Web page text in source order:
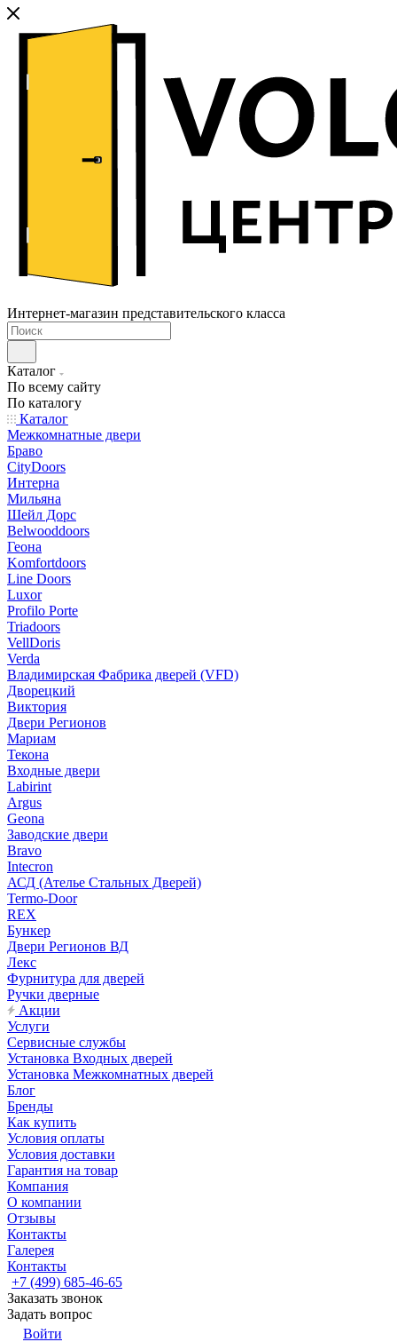
Интернет-магазин представительского класса
Каталог
По всему сайту
По каталогу
Каталог
Межкомнатные двери
Браво
CityDoors
Интерна
Мильяна
Шейл Дорс
Belwooddoors
Геона
Komfortdoors
Line Doors
Luxor
Profilo Porte
Triadoors
VellDoris
Verda
Владимирская Фабрика дверей (VFD)
Дворецкий
Виктория
Двери Регионов
Мариам
Текона
Входные двери
Labirint
Argus
Geona
Заводские двери
Bravo
Intecron
АСД (Ателье Стальных Дверей)
Termo-Door
REX
Бункер
Двери Регионов ВД
Лекс
Фурнитура для дверей
Ручки дверные
Акции
Услуги
Сервисные службы
Установка Входных дверей
Установка Межкомнатных дверей
Блог
Бренды
Как купить
Условия оплаты
Условия доставки
Гарантия на товар
Компания
О компании
Отзывы
Контакты
Галерея
Контакты
+7 (499) 685-46-65
Заказать звонок
Задать вопрос
Войти